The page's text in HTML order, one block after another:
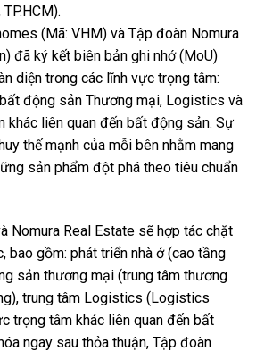
(Mã: VHM) và Tập đoàn Nomura
đã ký kết biên bản ghi nhớ (MoU)
diện trong các lĩnh vực trọng tâm:
động sản Thương mại, Logistics và
khác liên quan đến bất động sản. Sự
thế mạnh của mỗi bên nhằm mang
sản phẩm đột phá theo tiêu chuẩn
Nomura Real Estate sẽ hợp tác chặt
bao gồm: phát triển nhà ở (cao tầng
sản thương mại (trung tâm thương
trung tâm Logistics (Logistics
trọng tâm khác liên quan đến bất
ngay sau thỏa thuận, Tập đoàn